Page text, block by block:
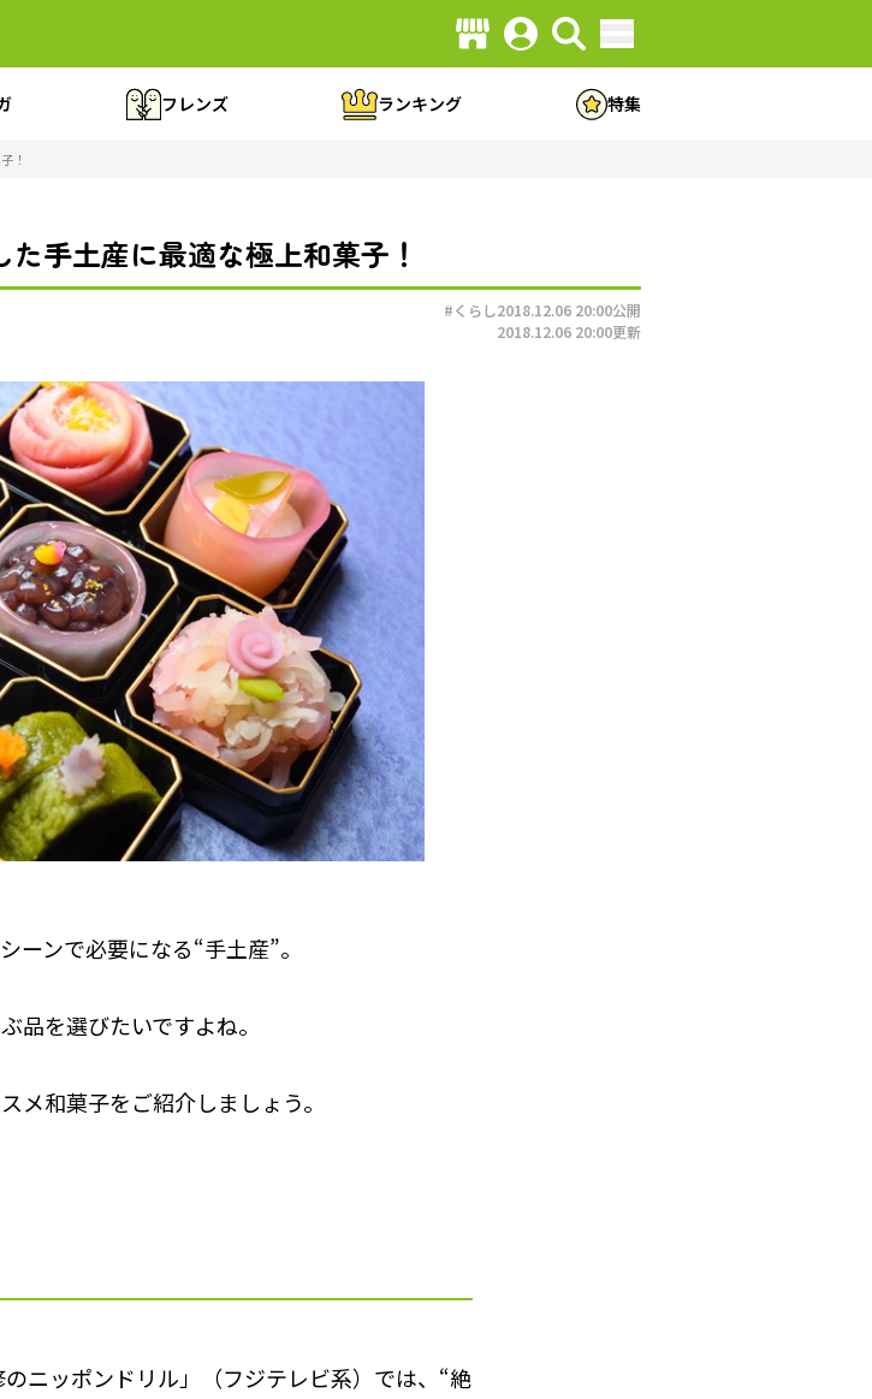
フレンズ ランキング 特集
！
手土産に最適な極上和菓子！
#くらし2018.12.06 20:00公開
2018.12.06 20:00更新
ーンで必要になる“手土産”。
品を選びたいですよね。
メ和菓子をご紹介しましょう。
ニッポンドリル」（フジテレビ系）では、“絶